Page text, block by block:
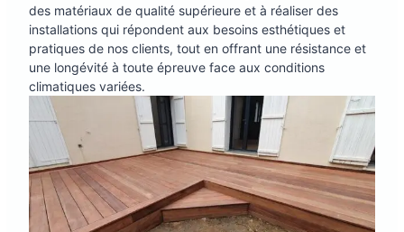
des matériaux de qualité supérieure et à réaliser des
installations qui répondent aux besoins esthétiques et
pratiques de nos clients, tout en offrant une résistance et
une longévité à toute épreuve face aux conditions
climatiques variées.